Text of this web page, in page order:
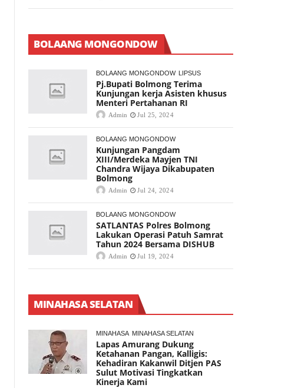
BOLAANG MONGONDOW
BOLAANG MONGONDOW LIPSUS
Pj.Bupati Bolmong Terima
Kunjungan kerja Asisten khusus
Menteri Pertahanan RI
Admin Jul 25, 2024
BOLAANG MONGONDOW
Kunjungan Pangdam
XIII/Merdeka Mayjen TNI
Chandra Wijaya Dikabupaten
Bolmong
Admin Jul 24, 2024
BOLAANG MONGONDOW
SATLANTAS Polres Bolmong
Lakukan Operasi Patuh Samrat
Tahun 2024 Bersama DISHUB
Admin Jul 19, 2024
MINAHASA SELATAN
MINAHASA MINAHASA SELATAN
Lapas Amurang Dukung
Ketahanan Pangan, Kalligis:
Kehadiran Kakanwil Ditjen PAS
Sulut Motivasi Tingkatkan
Kinerja Kami